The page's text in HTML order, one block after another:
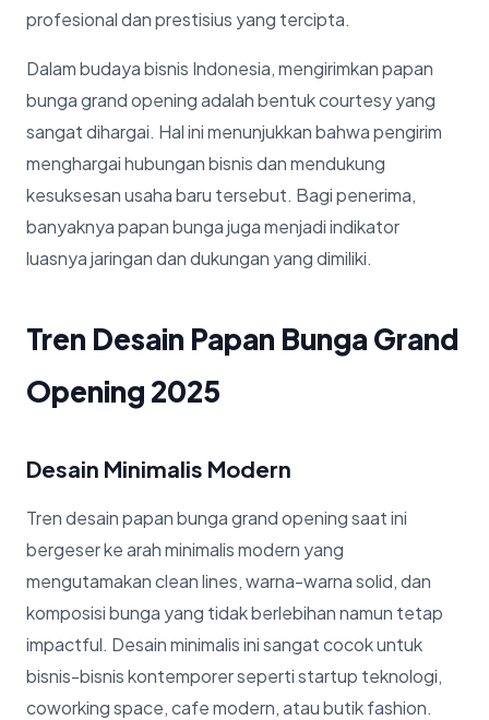
profesional dan prestisius yang tercipta.
Dalam budaya bisnis Indonesia, mengirimkan papan
bunga grand opening adalah bentuk courtesy yang
sangat dihargai. Hal ini menunjukkan bahwa pengirim
menghargai hubungan bisnis dan mendukung
kesuksesan usaha baru tersebut. Bagi penerima,
banyaknya papan bunga juga menjadi indikator
luasnya jaringan dan dukungan yang dimiliki.
Tren Desain Papan Bunga Grand
Opening 2025
Desain Minimalis Modern
Tren desain papan bunga grand opening saat ini
bergeser ke arah minimalis modern yang
mengutamakan clean lines, warna-warna solid, dan
komposisi bunga yang tidak berlebihan namun tetap
impactful. Desain minimalis ini sangat cocok untuk
bisnis-bisnis kontemporer seperti startup teknologi,
coworking space, cafe modern, atau butik fashion.